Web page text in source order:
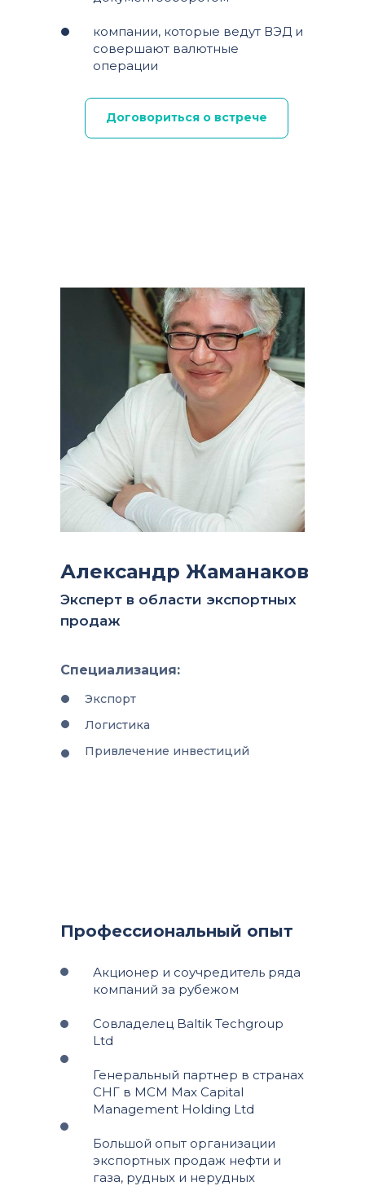
Договориться о встрече
компании, которые ведут ВЭД и
совершают валютные
операции
Профессиональный опыт
Акционер и соучредитель ряда
компаний за рубежом
Совладелец Baltik Techgroup
Ltd
Генеральный партнер в странах
СНГ в MCM Max Capital
Management Holding Ltd
Большой опыт организации
экспортных продаж нефти и
газа, рудных и нерудных
Александр Жаманаков
Эксперт в области экспортных
продаж
Специализация:
Экспорт
Логистика
Привлечение инвестиций